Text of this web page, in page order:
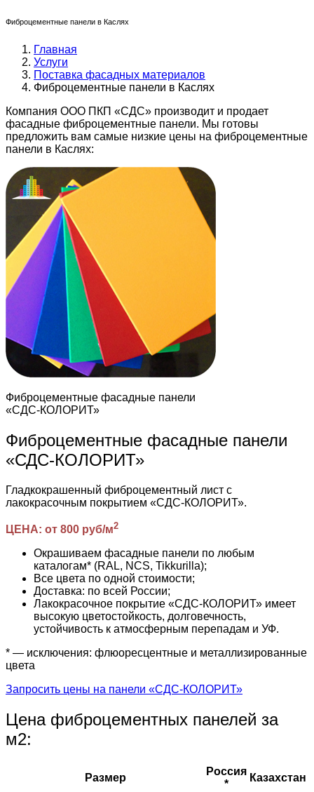
Фиброцементные панели в Каслях
Главная
Услуги
Поставка фасадных материалов
Фиброцементные панели в Каслях
Компания ООО ПКП «СДС» производит и продает
фасадные фиброцементные панели. Мы готовы
предложить вам самые низкие цены на фиброцементные
панели в Каслях:
Фиброцементные фасадные панели
«СДС-КОЛОРИТ»
Фиброцементные фасадные панели
«СДС-КОЛОРИТ»
Гладкокрашенный фиброцементный лист с
лакокрасочным покрытием «СДС-КОЛОРИТ».
ЦЕНА: от 800 руб/м2
Окрашиваем фасадные панели по любым
каталогам* (RAL, NCS, Tikkurilla);
Все цвета по одной стоимости;
Доставка: по всей России;
Лакокрасочное покрытие «СДС-КОЛОРИТ» имеет
высокую цветостойкость, долговечность,
устойчивость к атмосферным перепадам и УФ.
* — исключения: флюоресцентные и металлизированные
цвета
Запросить цены на панели «СДС-КОЛОРИТ»
Цена фиброцементных панелей за
м2:
Размер
Россия
*
Казахстан